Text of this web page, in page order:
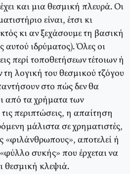
και μια θεσμική πλευρά. Oι
είναι, έτσι κι
κι αν ξεχάσουμε τη βασική
αυτού ιδρύματος). Όλες οι
περί τοποθετήσεων τέτοιων ή
λογική του θεσμικού τζόγου
στο πώς δεν θα
από τα χρήματα των
περιπτώσεις, η απαίτηση
μάλιστα σε χρηματιστές,
«φιλάνθρωπους», αποτελεί ή
συκής» που έρχεται να
θεσμική κλεψιά.